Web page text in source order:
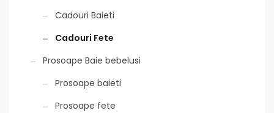
Cadouri Baieti
Cadouri Fete
Prosoape Baie bebelusi
Prosoape baieti
Prosoape fete